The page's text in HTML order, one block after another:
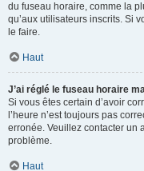
du fuseau horaire, comme la
qu’aux utilisateurs inscrits. Si
le faire.
Haut
J’ai réglé le fuseau horaire
Si vous êtes certain d’avoir
l’heure n’est toujours pas
erronée. Veuillez contacter un
problème.
Haut